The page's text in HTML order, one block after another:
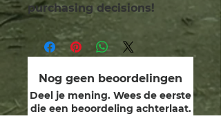
purchasing decisions!
Nog geen beoordelingen
Deel je mening. Wees de eerste
die een beoordeling achterlaat.